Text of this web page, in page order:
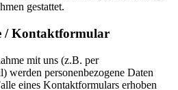
gestattet.
/ Kontaktformular
mit uns (z.B. per
werden personenbezogene Daten
eines Kontaktformulars erhoben